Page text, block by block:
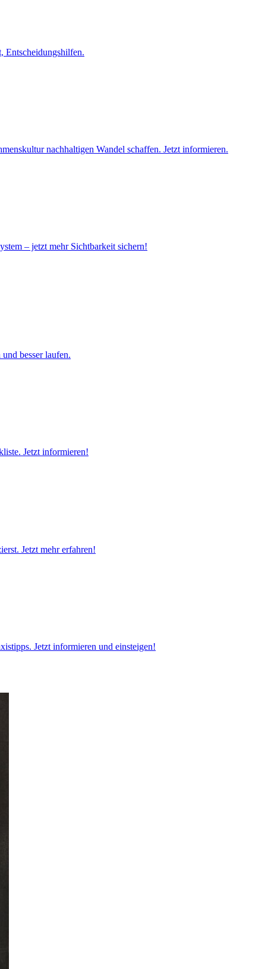
Entscheidungshilfen.
nachhaltigen Wandel schaffen. Jetzt informieren.
– jetzt mehr Sichtbarkeit sichern!
besser laufen.
Jetzt informieren!
Jetzt mehr erfahren!
Jetzt informieren und einsteigen!